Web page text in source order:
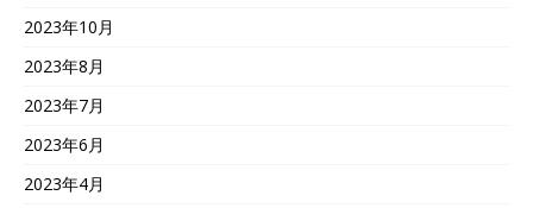
2023年10月
2023年8月
2023年7月
2023年6月
2023年4月